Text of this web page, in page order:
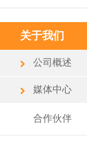
关于我们
公司概述
媒体中心
合作伙伴